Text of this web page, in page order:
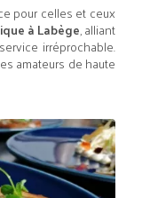
pour celles et ceux
à Labège, alliant
irréprochable.
amateurs de haute